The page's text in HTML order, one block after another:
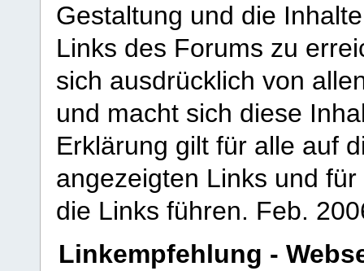
Gestaltung und die
Links des Forums zu
sich ausdrücklich von
und macht sich diese
Erklärung gilt für alle auf
angezeigten Links und
die Links führen. Feb.
Linkempfehlung -